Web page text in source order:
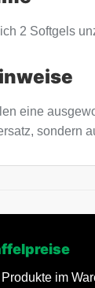
2 Softgels
eine
sondern
im